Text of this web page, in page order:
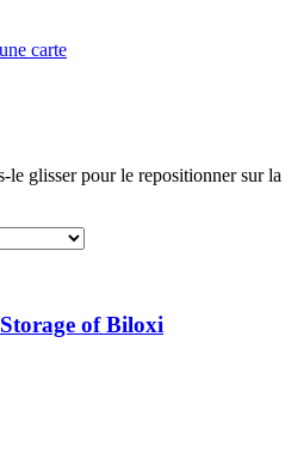
carte
le glisser pour le repositionner sur la
of Biloxi